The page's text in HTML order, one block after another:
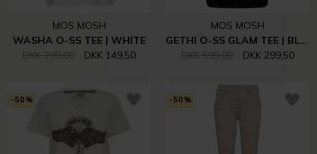
MOS MOSH
WASHA O-SS TEE | WHITE
DKK 299,00
DKK 149,50
MOS MOSH
GETHI O-SS GLAM TEE | BLACK
DKK 599,00
DKK 299,50
-50% -50%